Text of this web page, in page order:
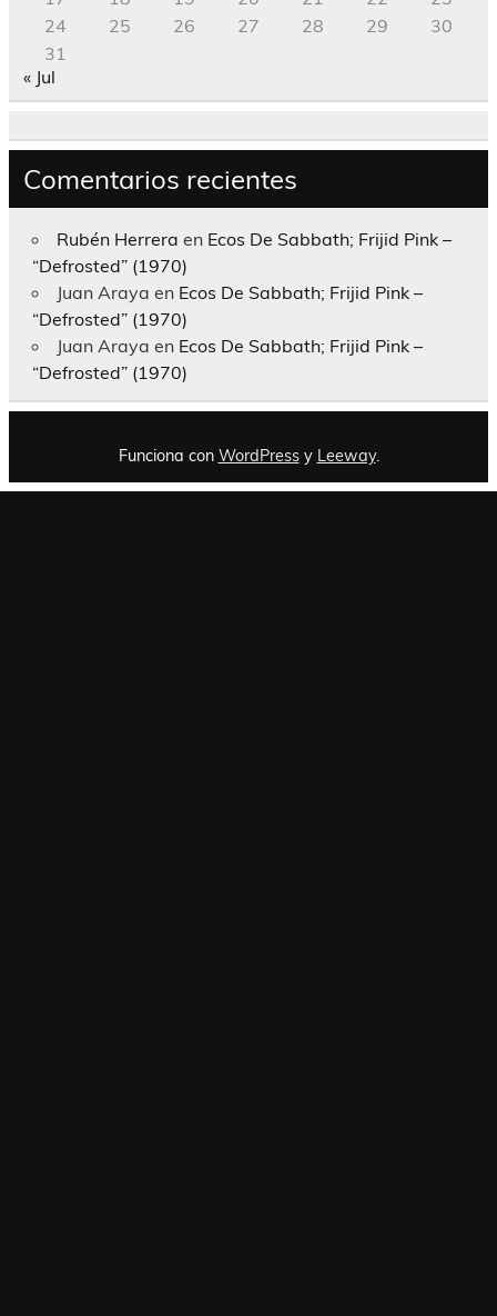
24
25 26 27 28 29
30
31
« Jul
Comentarios recientes
Rubén Herrera en Ecos De Sabbath; Frijid Pink –
“Defrosted” (1970)
Juan Araya en Ecos De Sabbath; Frijid Pink –
“Defrosted” (1970)
Juan Araya en Ecos De Sabbath; Frijid Pink –
“Defrosted” (1970)
Funciona con WordPressy Leeway.